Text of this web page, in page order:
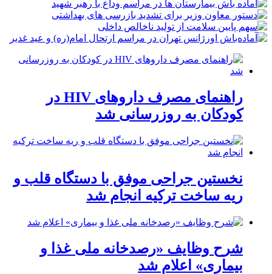
راهنمای مصرف داروهای HIV در
کودکان به روزرسانی شد
نخستین جراحی موفق با دستگاه قلب و
ریه ساخت ترکیه انجام شد
شرح وظایف «رصدخانه ملی غذا و
بیماری» اعلام شد